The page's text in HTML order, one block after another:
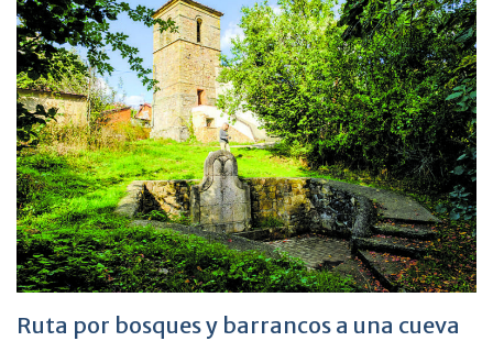
Ruta por bosques y barrancos a una cueva